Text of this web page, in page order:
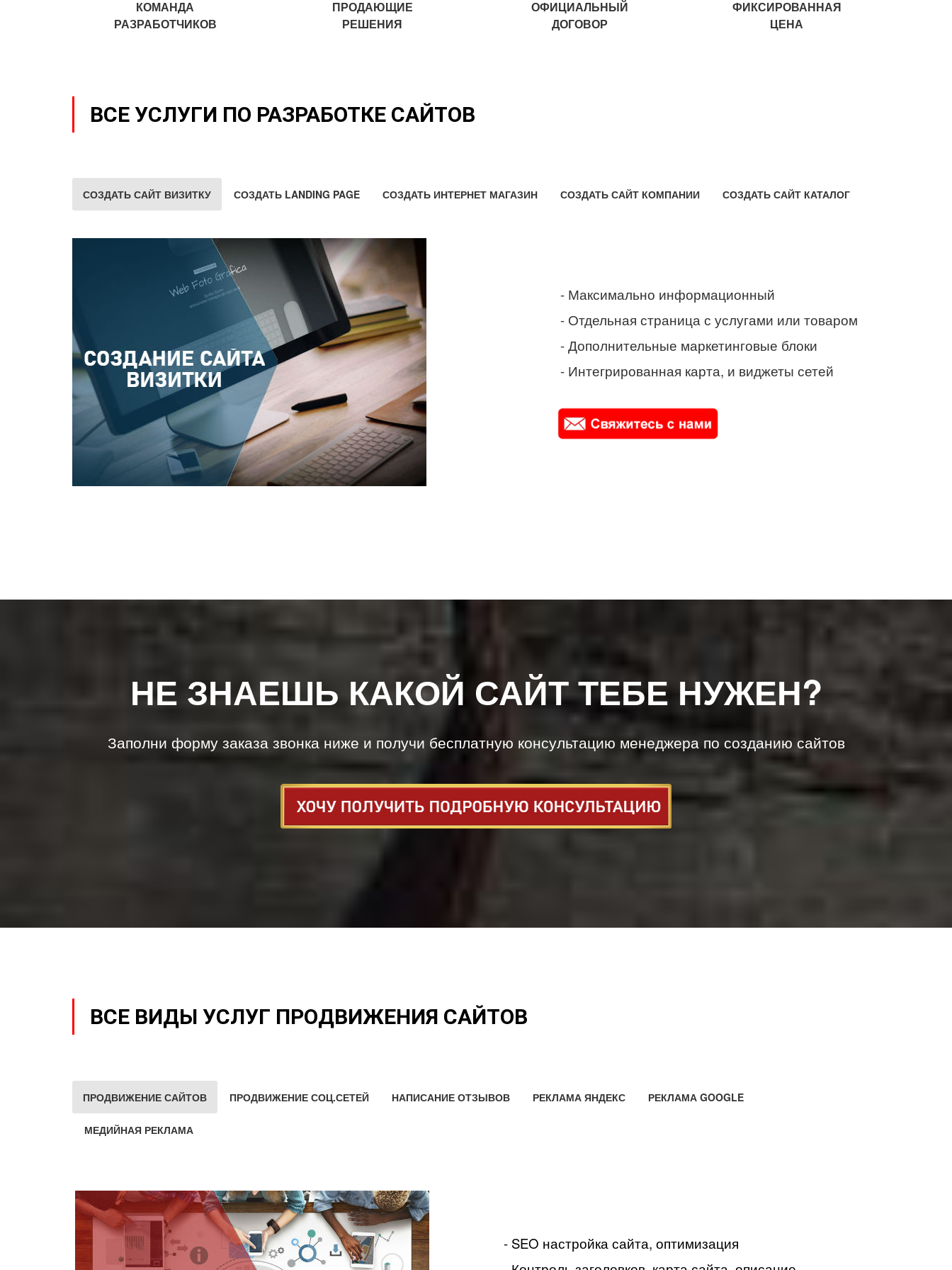
КОМАНДА
РАЗРАБОТЧИКОВ
ПРОДАЮЩИЕ
РЕШЕНИЯ
ОФИЦИАЛЬНЫЙ
ДОГОВОР
ФИКСИРОВАННАЯ
ЦЕНА
ВСЕ УСЛУГИ ПО РАЗРАБОТКЕ САЙТОВ
СОЗДАТЬ САЙТ ВИЗИТКУ СОЗДАТЬ LANDING PAGE СОЗДАТЬ ИНТЕРНЕТ МАГАЗИН СОЗДАТЬ САЙТ КОМПАНИИ СОЗДАТЬ САЙТ КАТАЛОГ
- Максимально информационный
- Отдельная страница с услугами или товаром
- Дополнительные маркетинговые блоки
- Интегрированная карта, и виджеты сетей
НЕ ЗНАЕШЬ КАКОЙ САЙТ ТЕБЕ НУЖЕН?
Заполни форму заказа звонка ниже и получи бесплатную консультацию менеджера по созданию сайтов
ВСЕ ВИДЫ УСЛУГ ПРОДВИЖЕНИЯ САЙТОВ
ПРОДВИЖЕНИЕ САЙТОВ ПРОДВИЖЕНИЕ СОЦ.СЕТЕЙ НАПИСАНИЕ ОТЗЫВОВ РЕКЛАМА ЯНДЕКС РЕКЛАМА GOOGLE
МЕДИЙНАЯ РЕКЛАМА
- SEO настройка сайта, оптимизация